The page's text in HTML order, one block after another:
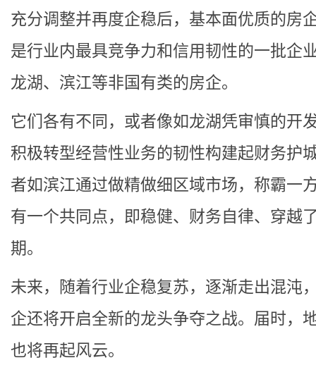
充分调整并再度企稳后，基本面优质的房
是行业内最具竞争力和信用韧性的一批企
龙湖、滨江等非国有类的房企。
它们各有不同，或者像如龙湖凭审慎的开
积极转型经营性业务的韧性构建起财务护
者如滨江通过做精做细区域市场，称霸一
有一个共同点，即稳健、财务自律、穿越
期。
未来，随着行业企稳复苏，逐渐走出混沌
企还将开启全新的龙头争夺之战。届时，
也将再起风云。